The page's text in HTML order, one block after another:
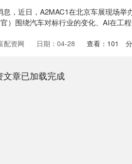
息，近日，A2MAC1在北京车展现场举
）围绕汽车对标行业的变化、AI在工
配资网 日期：04-28 查看： 101
文章已加载完成